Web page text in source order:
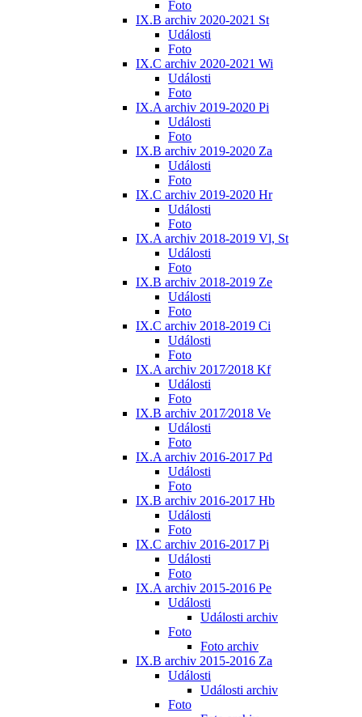
Foto
IX.B archiv 2020-2021 St
Události
Foto
IX.C archiv 2020-2021 Wi
Události
Foto
IX.A archiv 2019-2020 Pi
Události
Foto
IX.B archiv 2019-2020 Za
Události
Foto
IX.C archiv 2019-2020 Hr
Události
Foto
IX.A archiv 2018-2019 Vl, St
Události
Foto
IX.B archiv 2018-2019 Ze
Události
Foto
IX.C archiv 2018-2019 Ci
Události
Foto
IX.A archiv 2017⁄2018 Kf
Události
Foto
IX.B archiv 2017⁄2018 Ve
Události
Foto
IX.A archiv 2016-2017 Pd
Události
Foto
IX.B archiv 2016-2017 Hb
Události
Foto
IX.C archiv 2016-2017 Pi
Události
Foto
IX.A archiv 2015-2016 Pe
Události
Události archiv
Foto
Foto archiv
IX.B archiv 2015-2016 Za
Události
Události archiv
Foto